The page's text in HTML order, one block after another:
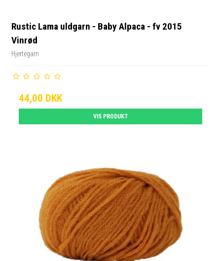
Rustic Lama uldgarn - Baby Alpaca - fv 2015
Vinrød
Hjertegarn
44,00 DKK
VIS PRODUKT